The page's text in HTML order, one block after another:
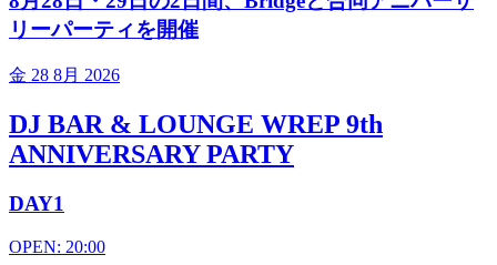
リーパーティを開催
金 28 8月 2026
DJ BAR & LOUNGE WREP 9th
ANNIVERSARY PARTY
DAY1
OPEN: 20:00